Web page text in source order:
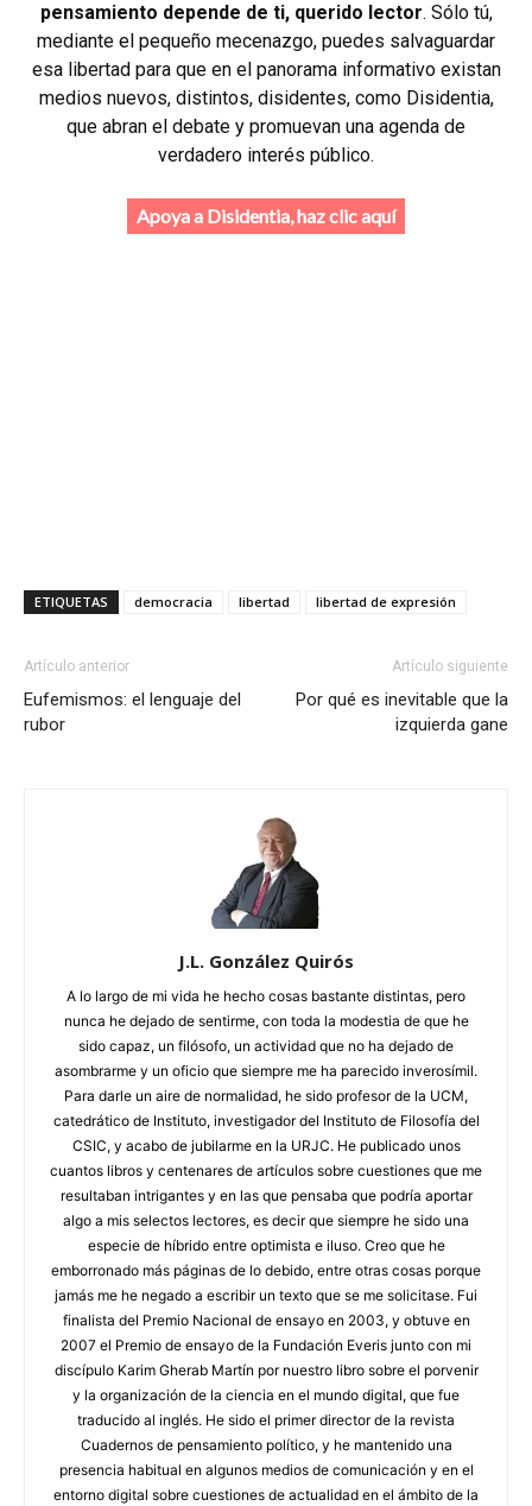
pensamiento depende de ti, querido lector. Sólo tú,
mediante el pequeño mecenazgo, puedes salvaguardar
esa libertad para que en el panorama informativo existan
medios nuevos, distintos, disidentes, como Disidentia,
que abran el debate y promuevan una agenda de
verdadero interés público.
Apoya a Disidentia, haz clic aquí
ETIQUETAS democracia libertad libertad de expresión
Artículo anterior
Eufemismos: el lenguaje del
rubor
Artículo siguiente
Por qué es inevitable que la
izquierda gane
J.L. González Quirós
A lo largo de mi vida he hecho cosas bastante distintas, pero
nunca he dejado de sentirme, con toda la modestia de que he
sido capaz, un filósofo, un actividad que no ha dejado de
asombrarme y un oficio que siempre me ha parecido inverosímil.
Para darle un aire de normalidad, he sido profesor de la UCM,
catedrático de Instituto, investigador del Instituto de Filosofía del
CSIC, y acabo de jubilarme en la URJC. He publicado unos
cuantos libros y centenares de artículos sobre cuestiones que me
resultaban intrigantes y en las que pensaba que podría aportar
algo a mis selectos lectores, es decir que siempre he sido una
especie de híbrido entre optimista e iluso. Creo que he
emborronado más páginas de lo debido, entre otras cosas porque
jamás me he negado a escribir un texto que se me solicitase. Fui
finalista del Premio Nacional de ensayo en 2003, y obtuve en
2007 el Premio de ensayo de la Fundación Everis junto con mi
discípulo Karim Gherab Martín por nuestro libro sobre el porvenir
y la organización de la ciencia en el mundo digital, que fue
traducido al inglés. He sido el primer director de la revista
Cuadernos de pensamiento político, y he mantenido una
presencia habitual en algunos medios de comunicación y en el
entorno digital sobre cuestiones de actualidad en el ámbito de la